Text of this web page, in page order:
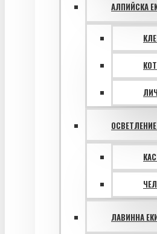
АЛПИЙСКА
ЛАВИННА